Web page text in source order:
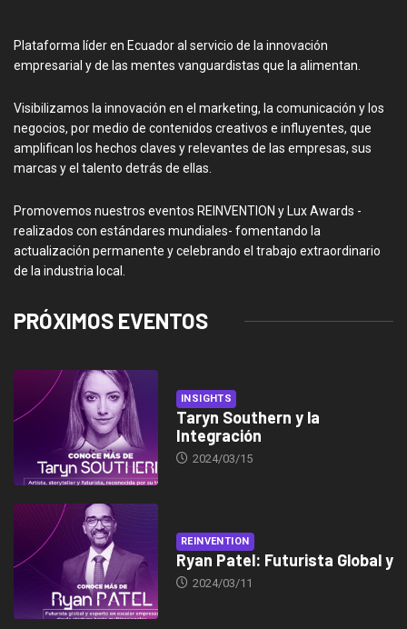
Plataforma líder en Ecuador al servicio de la innovación
empresarial y de las mentes vanguardistas que la alimentan.
Visibilizamos la innovación en el marketing, la comunicación y los
negocios, por medio de contenidos creativos e influyentes, que
amplifican los hechos claves y relevantes de las empresas, sus
marcas y el talento detrás de ellas.
Promovemos nuestros eventos REINVENTION y Lux Awards -
realizados con estándares mundiales- fomentando la
actualización permanente y celebrando el trabajo extraordinario
de la industria local.
PRÓXIMOS EVENTOS
INSIGHTS
Taryn Southern y la
Integración
2024/03/15
REINVENTION
Ryan Patel: Futurista Global y
2024/03/11